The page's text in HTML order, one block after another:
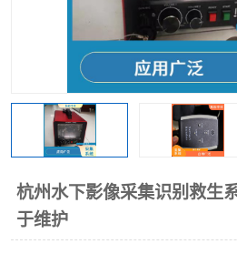
杭州水下影像采集识别救生
于维护